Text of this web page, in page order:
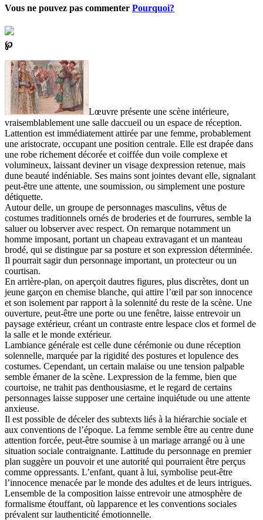
Vous ne pouvez pas commenter Pourquoi?
℘
Lœuvre présente une scène intérieure,
vraisemblablement une salle daccueil ou un espace de réception.
Lattention est immédiatement attirée par une femme, probablement
une aristocrate, occupant une position centrale. Elle est drapée dans
une robe richement décorée et coiffée dun voile complexe et
volumineux, laissant deviner un visage dexpression retenue, mais
dune beauté indéniable. Ses mains sont jointes devant elle, signalant
peut-être une attente, une soumission, ou simplement une posture
détiquette.
Autour delle, un groupe de personnages masculins, vêtus de
costumes traditionnels ornés de broderies et de fourrures, semble la
saluer ou lobserver avec respect. On remarque notamment un
homme imposant, portant un chapeau extravagant et un manteau
brodé, qui se distingue par sa posture et son expression déterminée.
Il pourrait sagir dun personnage important, un protecteur ou un
courtisan.
En arrière-plan, on aperçoit dautres figures, plus discrètes, dont un
jeune garçon en chemise blanche, qui attire l’œil par son innocence
et son isolement par rapport à la solennité du reste de la scène. Une
ouverture, peut-être une porte ou une fenêtre, laisse entrevoir un
paysage extérieur, créant un contraste entre lespace clos et formel de
la salle et le monde extérieur.
Lambiance générale est celle dune cérémonie ou dune réception
solennelle, marquée par la rigidité des postures et lopulence des
costumes. Cependant, un certain malaise ou une tension palpable
semble émaner de la scène. Lexpression de la femme, bien que
courtoise, ne trahit pas denthousiasme, et le regard de certains
personnages laisse supposer une certaine inquiétude ou une attente
anxieuse.
Il est possible de déceler des subtexts liés à la hiérarchie sociale et
aux conventions de l’époque. La femme semble être au centre dune
attention forcée, peut-être soumise à un mariage arrangé ou à une
situation sociale contraignante. Lattitude du personnage en premier
plan suggère un pouvoir et une autorité qui pourraient être perçus
comme oppressants. L’enfant, quant à lui, symbolise peut-être
l’innocence menacée par le monde des adultes et de leurs intrigues.
Lensemble de la composition laisse entrevoir une atmosphère de
formalisme étouffant, où lapparence et les conventions sociales
prévalent sur lauthenticité émotionnelle.